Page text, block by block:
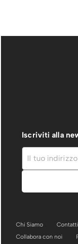
Iscriviti alla
Chi Siamo Contatti
Collabora con noi